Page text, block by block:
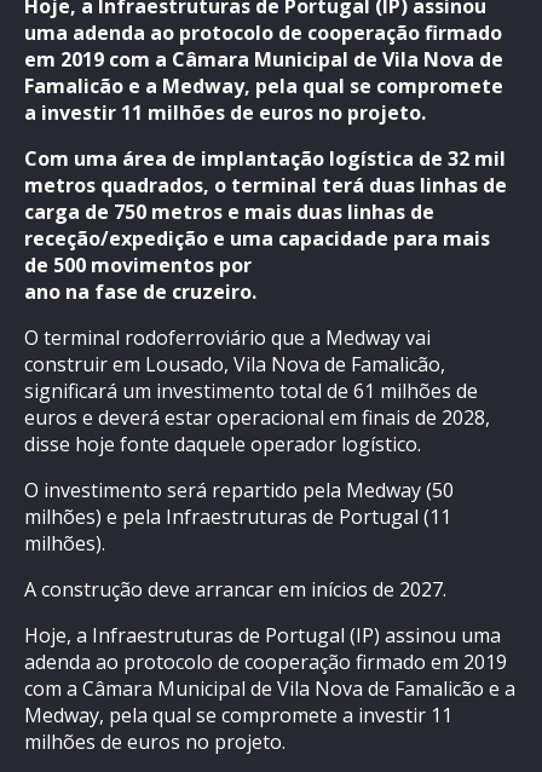
Hoje, a Infraestruturas de Portugal (IP) assinou
uma adenda ao protocolo de cooperação firmado
em 2019 com a Câmara Municipal de Vila Nova de
Famalicão e a Medway, pela qual se compromete
a investir 11 milhões de euros no projeto.
Com uma área de implantação logística de 32 mil
metros quadrados, o terminal terá duas linhas de
carga de 750 metros e mais duas linhas de
receção/expedição e uma capacidade para mais
de 500 movimentos por
ano na fase de cruzeiro.
O terminal rodoferroviário que a Medway vai
construir em Lousado, Vila Nova de Famalicão,
significará um investimento total de 61 milhões de
euros e deverá estar operacional em finais de 2028,
disse hoje fonte daquele operador logístico.
O investimento será repartido pela Medway (50
milhões) e pela Infraestruturas de Portugal (11
milhões).
A construção deve arrancar em inícios de 2027.
Hoje, a Infraestruturas de Portugal (IP) assinou uma
adenda ao protocolo de cooperação firmado em 2019
com a Câmara Municipal de Vila Nova de Famalicão e a
Medway, pela qual se compromete a investir 11
milhões de euros no projeto.